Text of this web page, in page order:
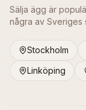
Sälja ägg är
några av Sveriges
Stockholm
Linköping